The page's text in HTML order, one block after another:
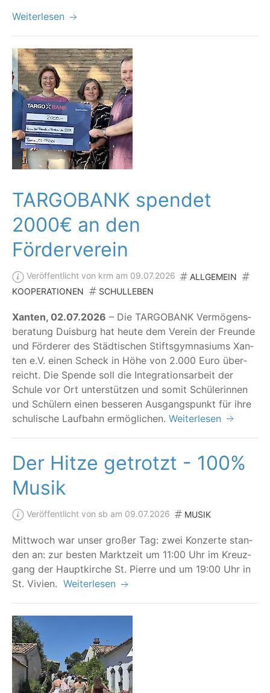
Weiterlesen
TARGOBANK spendet
2000€ an den
Förderverein
Veröffentlicht von krm am 09.07.2026
ALLGEMEIN
KOOPERATIONEN
SCHULLEBEN
Xan­ten, 02.07.2026 – Die TARG­OBANK Ver­mö­gens­
be­ra­tung Duis­burg hat heu­te dem Ver­ein der Freun­de
und För­de­rer des Städ­ti­schen Stifts­gym­na­si­ums Xan­
ten e.V. einen Scheck in Höhe von 2.000 Euro über­
reicht. Die Spen­de soll die Inte­gra­ti­ons­ar­beit der
Schu­le vor Ort unter­stüt­zen und somit Schü­le­rin­nen
und Schü­lern einen bes­se­ren Aus­gangs­punkt für ihre
schu­li­sche Lauf­bahn ermöglichen. Weiterlesen
Der Hitze getrotzt - 100%
Musik
Veröffentlicht von sb am 09.07.2026 MUSIK
Mitt­woch war unser gro­ßer Tag: zwei Kon­zer­te stan­
den an: zur bes­ten Markt­zeit um 11:00 Uhr im Kreuz­
gang der Haupt­kir­che St. Pierre und um 19:00 Uhr in
St. Vivien. Weiterlesen